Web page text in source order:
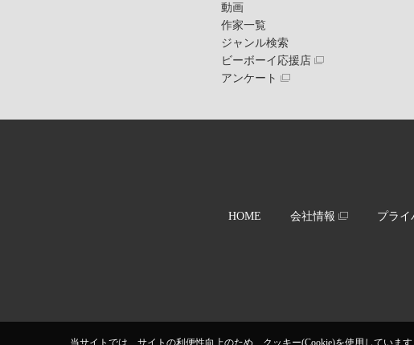
当サイトでは、サイトの利便性向上のため、クッキー(Cookie)を使用していま
動画
作家一覧
ジャンル検索
ビーボーイ応援店
アンケート
HOME 会社情報 プライ